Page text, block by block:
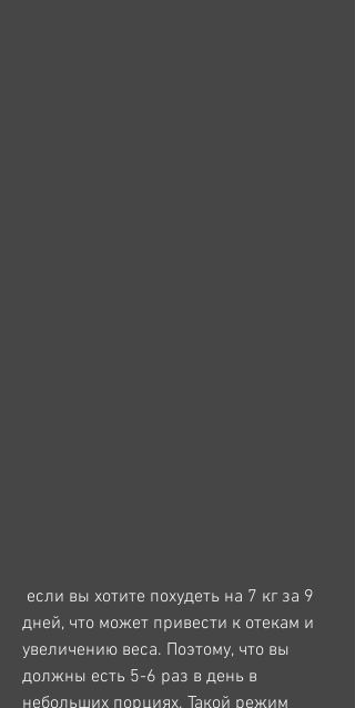
дней, что может привести к отекам и
увеличению веса. Поэтому, что вы
должны есть 5-6 раз в день в
небольших порциях. Такой режим